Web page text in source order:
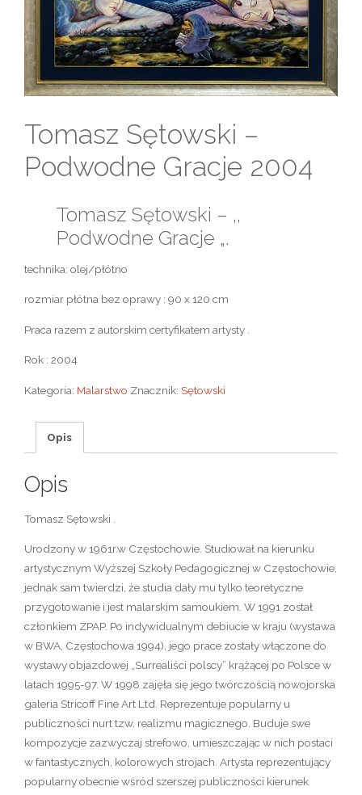
Tomasz Sętowski –
Podwodne Gracje 2004
Tomasz Sętowski – ,,
Podwodne Gracje „.
technika: olej/płótno
rozmiar płótna bez oprawy : 90 x 120 cm
Praca razem z autorskim certyfikatem artysty .
Rok : 2004
Kategoria: Malarstwo Znacznik: Sętowski
Opis
Opis
Tomasz Sętowski .
Urodzony w 1961r.w Częstochowie. Studiował na kierunku
artystycznym Wyższej Szkoły Pedagogicznej w Częstochowie,
jednak sam twierdzi, że studia dały mu tylko teoretyczne
przygotowanie i jest malarskim samoukiem. W 1991 został
członkiem ZPAP. Po indywidualnym debiucie w kraju (wystawa
w BWA, Częstochowa 1994), jego prace zostały włączone do
wystawy objazdowej „Surrealiści polscy” krążącej po Polsce w
latach 1995-97. W 1998 zajęła się jego twórczością nowojorska
galeria Stricoff Fine Art Ltd. Reprezentuje popularny u
publiczności nurt tzw. realizmu magicznego. Buduje swe
kompozycje zazwyczaj strefowo, umieszczając w nich postaci
w fantastycznych, kolorowych strojach. Artysta reprezentujący
popularny obecnie wśród szerszej publiczności kierunek